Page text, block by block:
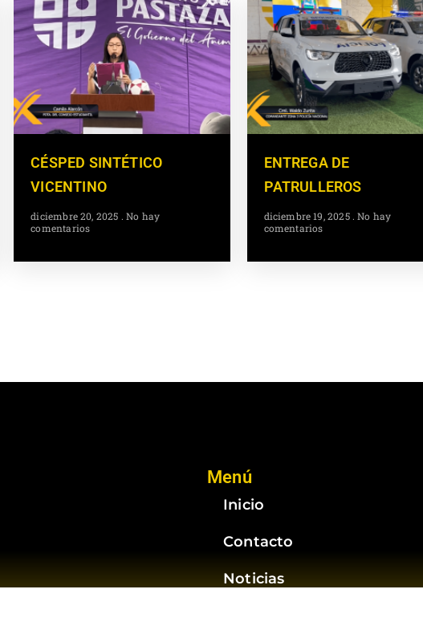
CÉSPED SINTÉTICO
VICENTINO
diciembre 20, 2025
No hay
comentarios
ENTREGA DE
PATRULLEROS
diciembre 19, 2025 No hay
comentarios
Menú
Inicio
Contacto
Noticias